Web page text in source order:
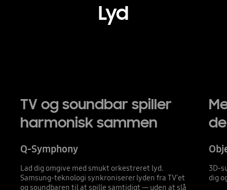
Lyd
TV og soundbar spiller
harmonisk sammen
Q-Symphony
Lad dig omgive med smukt orkestreret lyd.
Samsung-teknologi synkroniserer lyden fra TV'et
og soundbaren til at spille samtidigt — uden at slå
3D-
dig